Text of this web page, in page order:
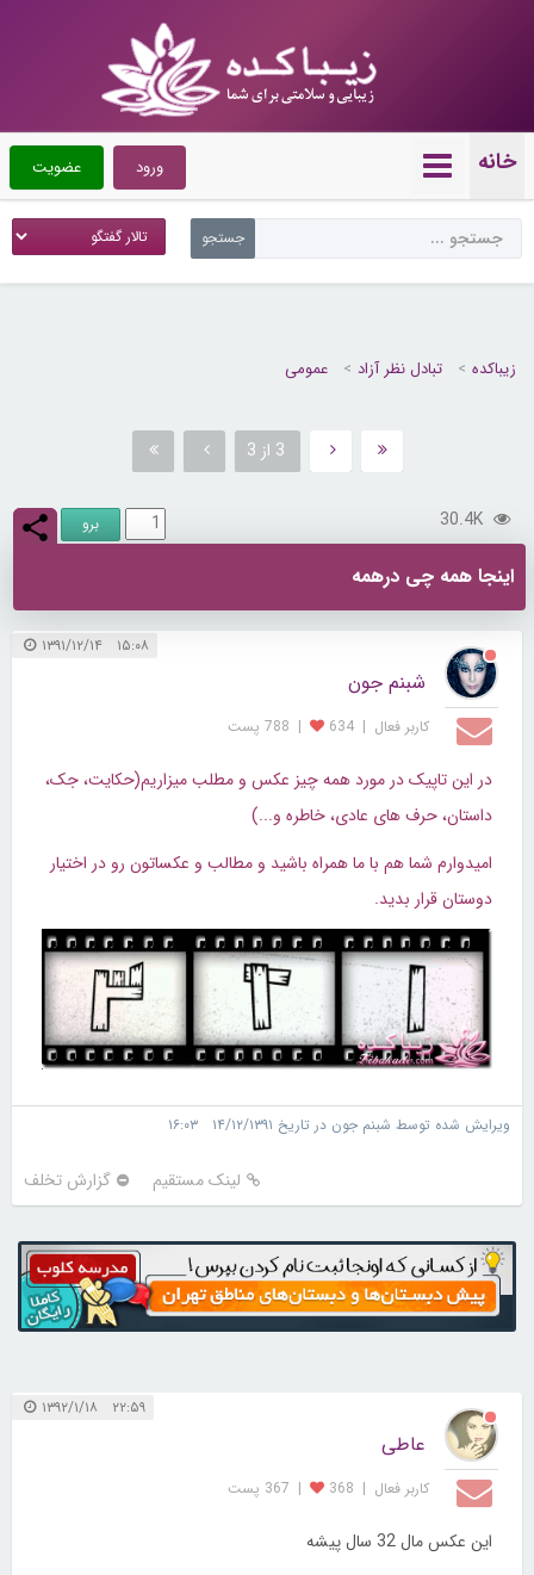
خانه عضویت ورود
زیباکده تبادل نظر آزاد عمومی
3 از 3
30.4K
اینجا همه چی درهمه
۱۵:۰۸ ۱۳۹۱/۱۲/۱۴
شبنم جون
کاربر فعال |
634
| 788 پست
در این تاپیک در مورد همه چیز عکس و مطلب میزاریم(حکایت، جک،
داستان، حرف های عادی، خاطره و...)
امیدوارم شما هم با ما همراه باشید و مطالب و عکساتون رو در اختیار
دوستان قرار بدید.
ویرایش شده توسط شبنم جون در تاریخ ۱۴/۱۲/۱۳۹۱ ۱۶:۰۳
لینک مستقیم گزارش تخلف
۲۲:۵۹ ۱۳۹۲/۱/۱۸
عاطی
کاربر فعال |
368
| 367 پست
این عکس مال 32 سال پیشه